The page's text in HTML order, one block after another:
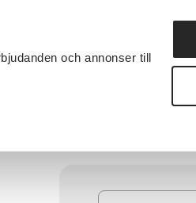
och annonser till